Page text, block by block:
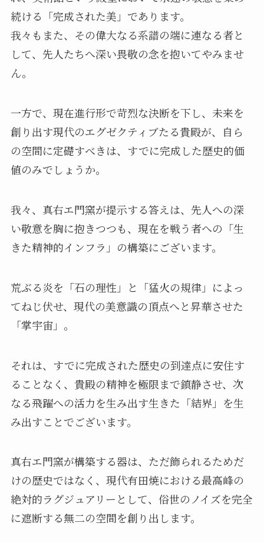
続ける「完成された美」であります。
我々もまた、その偉大なる系譜の端に連なる者と
して、先人たちへ深い畏敬の念を抱いてやみませ
ん。
一方で、現在進行形で苛烈な決断を下し、未来を
創り出す現代のエグゼクティブたる貴殿が、自ら
の空間に定礎すべきは、すでに完成した歴史的価
値のみでしょうか。
我々、真右エ門窯が提示する答えは、先人への深
い敬意を胸に抱きつつも、現在を戦う者への「生
きた精神的インフラ」の構築にございます。
荒ぶる炎を「石の理性」と「猛火の規律」によっ
てねじ伏せ、現代の美意識の頂点へと昇華させた
「掌宇宙」。
それは、すでに完成された歴史の到達点に安住す
ることなく、貴殿の精神を極限まで鎮静させ、次
なる飛躍への活力を生み出す生きた「結界」を生
み出すことでございます。
真右エ門窯が構築する器は、ただ飾られるためだ
けの歴史ではなく、現代有田焼における最高峰の
絶対的ラグジュアリーとして、俗世のノイズを完全
に遮断する無二の空間を創り出します。